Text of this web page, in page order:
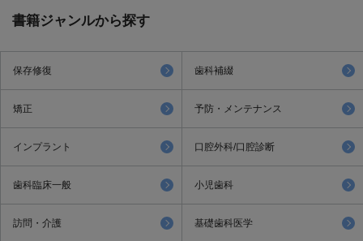
書籍ジャンルから探す
保存修復 歯科補綴
矯正 予防・メンテナンス
インプラント 口腔外科/口腔診断
歯科臨床一般 小児歯科
訪問・介護 基礎歯科医学